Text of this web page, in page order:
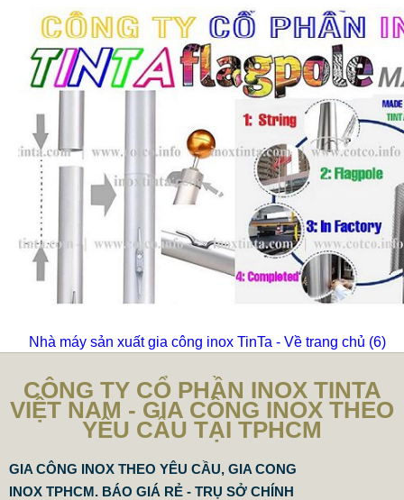
Nhà máy sản xuất gia công inox TinTa - Về trang chủ (6)
CÔNG TY CỔ PHẦN INOX TINTA
VIỆT NAM - GIA CÔNG INOX THEO
YÊU CẦU TẠI TPHCM
GIA CÔNG INOX THEO YÊU CẦU, GIA CONG
INOX TPHCM. BÁO GIÁ RẺ - TRỤ SỞ CHÍNH